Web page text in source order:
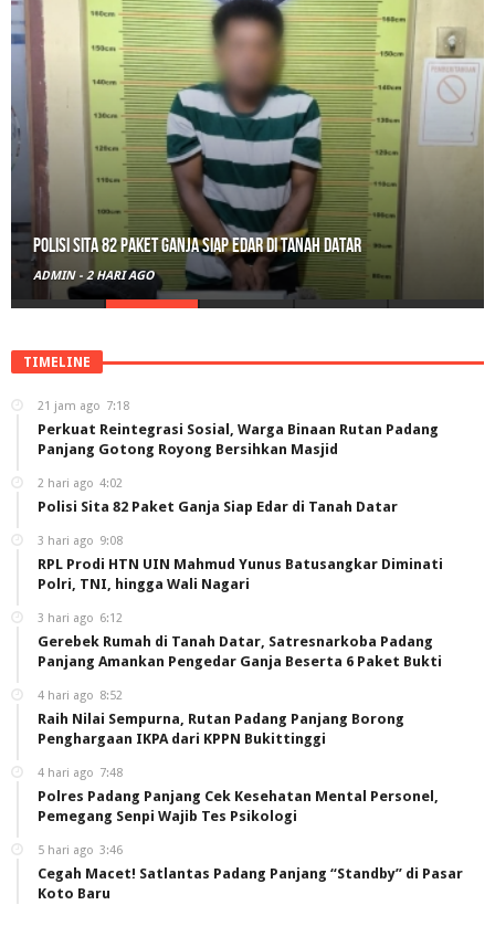
Polisi Sita 82 Paket Ganja Siap Edar di Tanah Datar
ADMIN - 2 HARI AGO
TIMELINE
21 jam ago 7:18
Perkuat Reintegrasi Sosial, Warga Binaan Rutan Padang
Panjang Gotong Royong Bersihkan Masjid
2 hari ago 4:02
Polisi Sita 82 Paket Ganja Siap Edar di Tanah Datar
3 hari ago 9:08
RPL Prodi HTN UIN Mahmud Yunus Batusangkar Diminati
Polri, TNI, hingga Wali Nagari
3 hari ago 6:12
Gerebek Rumah di Tanah Datar, Satresnarkoba Padang
Panjang Amankan Pengedar Ganja Beserta 6 Paket Bukti
4 hari ago 8:52
Raih Nilai Sempurna, Rutan Padang Panjang Borong
Penghargaan IKPA dari KPPN Bukittinggi
4 hari ago 7:48
Polres Padang Panjang Cek Kesehatan Mental Personel,
Pemegang Senpi Wajib Tes Psikologi
5 hari ago 3:46
Cegah Macet! Satlantas Padang Panjang “Standby” di Pasar
Koto Baru